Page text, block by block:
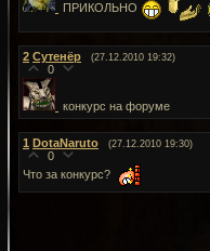
ПРИКОЛЬНО
2 Сутенёр (27.12.2010 19:32)
0
конкурс на форуме
1 DotaNaruto (27.12.2010 19:30)
0
Что за конкурс?